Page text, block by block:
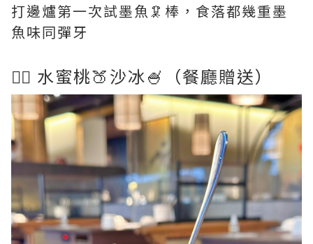
打邊爐第一次試墨魚🦑棒，食落都幾重墨
魚味同彈牙
👉🏻 水蜜桃🍑沙冰🍧（餐廳贈送）